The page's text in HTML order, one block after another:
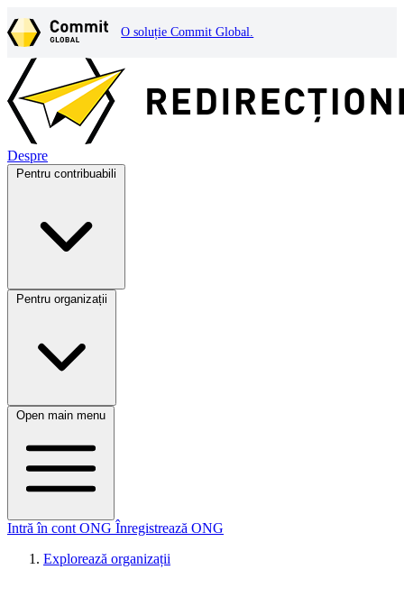
O soluție Commit Global.
Despre
Pentru contribuabili
Pentru organizații
Open main menu
Intră în cont ONG Înregistrează ONG
Explorează organizații